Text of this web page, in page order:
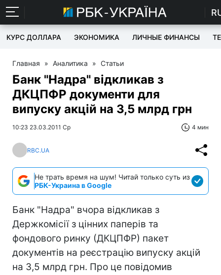
КУРС ДОЛЛАРА ЭКОНОМИКА ЛИЧНЫЕ ФИНАНСЫ
Главная » Аналитика » Статьи
Банк "Надра" відкликав з
ДКЦПФР документи для
випуску акцій на 3,5 млрд грн
10:23 23.03.2011 Ср 4 мин
RBC.UA
Не трать время на шум! Читай только суть из
РБК-Украина в Google
Банк "Надра" вчора відкликав з
Держкомісії з цінних паперів та
фондового ринку (ДКЦПФР) пакет
документів на реєстрацію випуску акцій
на 3,5 млрд грн. Про це повідомив